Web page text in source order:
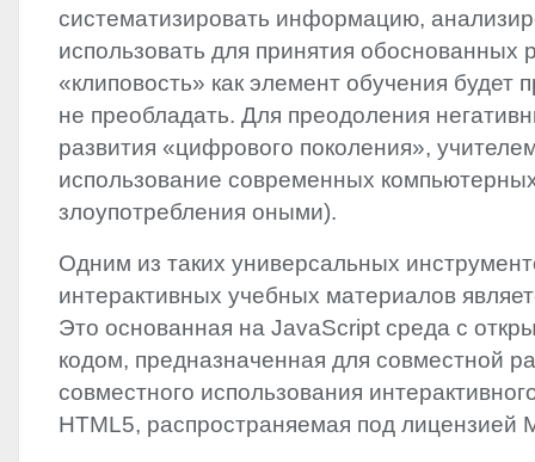
систематизировать информацию,
использовать для принятия обоснованных
«клиповость» как элемент обучения будет
не преобладать. Для преодоления
развития «цифрового поколения»,
использование современных
злоупотребления оными).
Одним из таких универсальных
интерактивных учебных материалов
Это основанная на JavaScript среда с
кодом, предназначенная для совместной
совместного использования
HTML5, распространяемая под лицензией